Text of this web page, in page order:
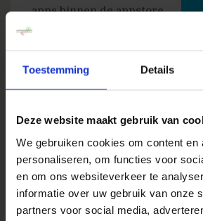
Toestemming Details
Deze website maakt gebruik van
We gebruiken cookies om content en
personaliseren, om functies voor
en om ons websiteverkeer te
informatie over uw gebruik van onze
partners voor social media,
apps binnen de appstore
kan bijdragen aan een
en dus een groter bereik
advertentie inzet hierop bij te
rankings te stimuleren.
7. Hoe is de performance van
aantal downloads moeten